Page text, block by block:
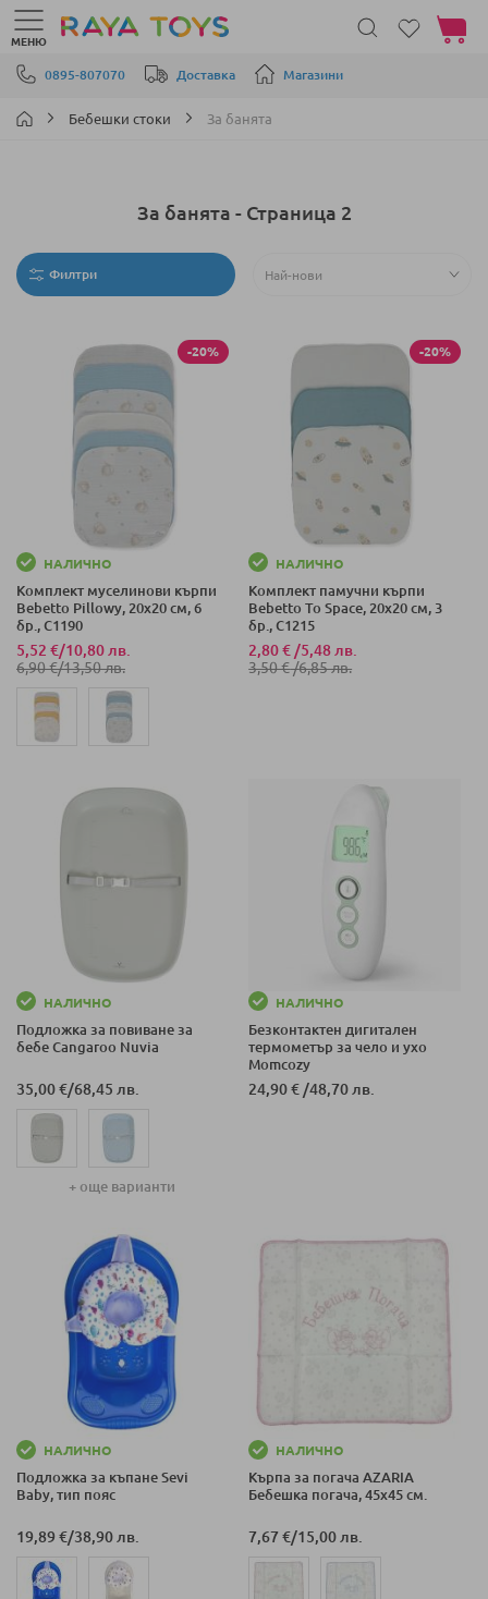
Прескачане към съдържанието
0895-807070 Доставка Магазини
МЕНЮ
Моята
Бебешки стоки За банята
За банята - Страница 2
Филтри
-20%
НАЛИЧНО
Комплект муселинови кърпи
Bebetto Pillowy, 20х20 см, 6
бр., C1190
5,52 €/10,80 лв.
6,90 €/13,50 лв.
-20%
НАЛИЧНО
Комплект памучни кърпи
Bebetto To Space, 20х20 см, 3
бр., C1215
2,80 € /5,48 лв.
3,50 €/6,85 лв.
НАЛИЧНО
Подложка за повиване за
бебе Cangaroo Nuvia
35,00 €/68,45 лв.
+ още варианти
НАЛИЧНО
Безконтактен дигитален
термометър за чело и ухо
Momcozy
24,90 € /48,70 лв.
НАЛИЧНО
Подложка за къпане Sevi
Baby, тип пояс
19,89 €/38,90 лв.
НАЛИЧНО
Кърпа за погача AZARIA
Бебешка погача, 45х45 см.
7,67 €/15,00 лв.